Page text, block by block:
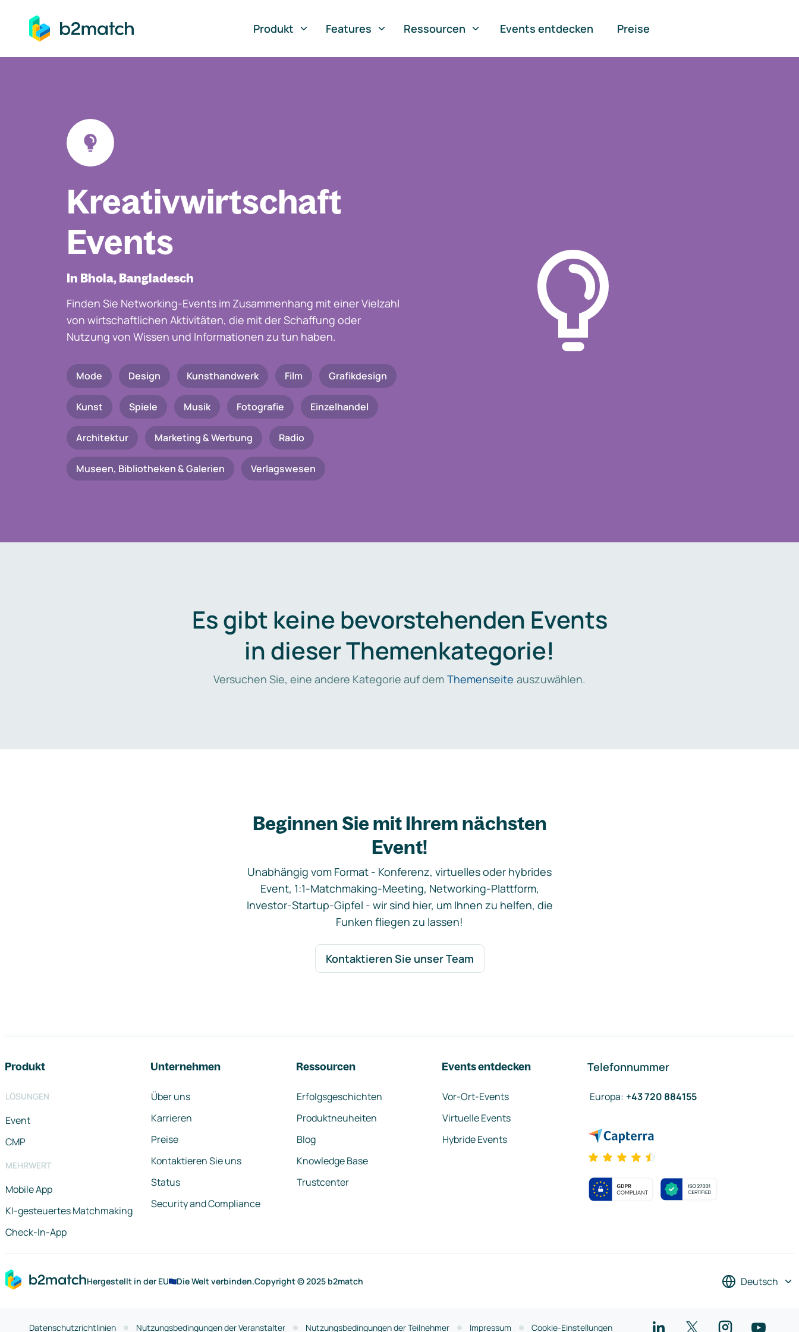
springen
Produkt
Features Ressourcen Events entdecken Preise
Kreativwirtschaft
Events
In Bhola, Bangladesch
Finden Sie Networking-Events im Zusammenhang mit einer Vielzahl
von wirtschaftlichen Aktivitäten, die mit der Schaffung oder
Nutzung von Wissen und Informationen zu tun haben.
Mode Design Kunsthandwerk Film Grafikdesign
Kunst Spiele Musik Fotografie Einzelhandel
Architektur Marketing & Werbung Radio
Museen, Bibliotheken & Galerien Verlagswesen
Es gibt keine bevorstehenden Events
in dieser Themenkategorie!
Versuchen Sie, eine andere Kategorie auf dem Themenseite auszuwählen.
Beginnen Sie mit Ihrem nächsten
Event!
Unabhängig vom Format - Konferenz, virtuelles oder hybrides
Event, 1:1-Matchmaking-Meeting, Networking-Plattform,
Investor-Startup-Gipfel - wir sind hier, um Ihnen zu helfen, die
Funken fliegen zu lassen!
Kontaktieren Sie unser Team
Produkt
LÖSUNGEN
Event
CMP
MEHRWERT
Mobile App
KI-gesteuertes Matchmaking
Check-In-App
Unternehmen
Über uns
Karrieren
Preise
Kontaktieren Sie uns
Status
Security and Compliance
Ressourcen
Erfolgsgeschichten
Produktneuheiten
Blog
Knowledge Base
Trustcenter
Events entdecken
Vor-Ort-Events
Virtuelle Events
Hybride Events
Telefonnummer
Europa: +43 720 884155
Hergestellt in der EU Die Welt verbinden.Copyright © 2025 b2match Deutsch
Datenschutzrichtlinien Nutzungsbedingungen der Veranstalter Nutzungsbedingungen der Teilnehmer Impressum Cookie-Einstellungen